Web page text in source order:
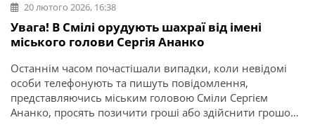
20 лютого 2026, 16:38
Увага! В Смілі орудують шахраї від імені
міського голови Сергія Ананко
Останнім часом почастішали випадки, коли невідомі
особи телефонують та пишуть повідомлення,
представляючись міським головою Сміли Сергієм
Ананко, просять позичити гроші або здійснити грошові